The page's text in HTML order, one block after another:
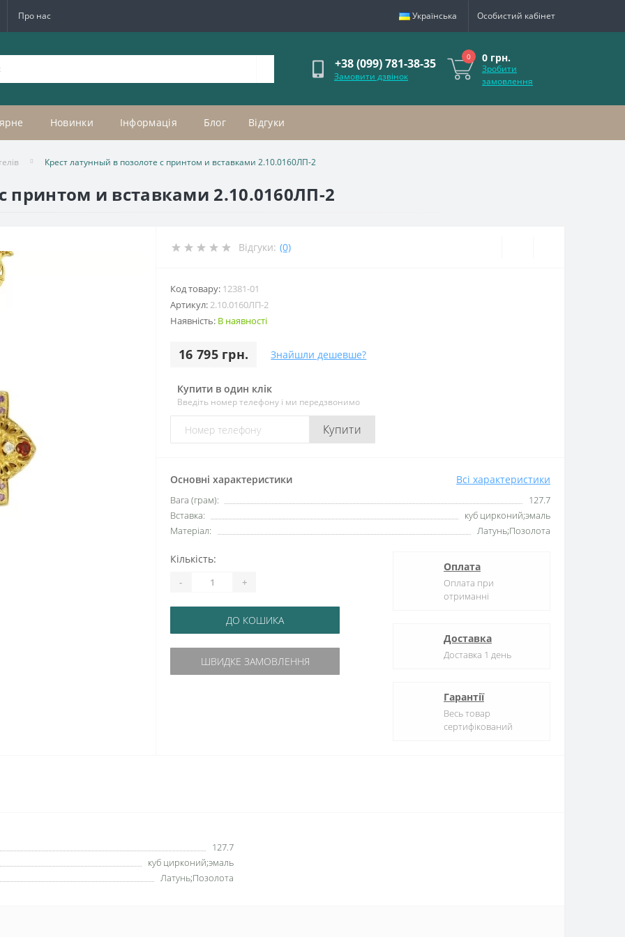
Про нас Українська Особистий кабінет
+38 (099) 781-38-35
Замовити дзвінок
0 0 грн.
Зробити
замовлення
Новинки Інформація Блог Відгуки
Крест латунный в позолоте с принтом и вставками 2.10.0160ЛП-2
принтом и вставками 2.10.0160ЛП-2
Відгуки: (0)
Код товару: 12381-01
Артикул:2.10.0160ЛП-2
Наявність: В наявності
16 795 грн. Знайшли дешевше?
Купити в один клік
Введіть номер телефону і ми передзвонимо
Купити
Основні характеристики Всі характеристики
Вага (грам):
127.7
Вставка:
куб цирконий;эмаль
Матеріал:
Латунь;Позолота
Кількість:
- +
ДО КОШИКА
ШВИДКЕ ЗАМОВЛЕННЯ
Оплата
Оплата при
отриманні
Доставка
Доставка 1 день
Гарантії
Весь товар
сертифікований
127.7
куб цирконий;эмаль
Латунь;Позолота